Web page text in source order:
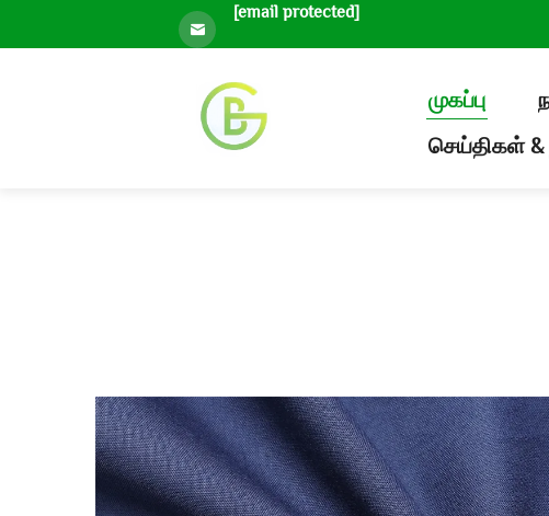
[email protected]
முகப்பு
செய்திகள் &